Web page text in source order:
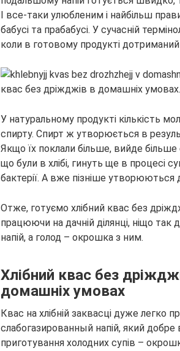
І все-таки улюбленим і найбільш
бабусі та прабабусі. У сучасній
коли в готовому продукті дотриманий
У натуральному продукті кількість
спирту. Спирт ж утворюється в
Якщо їх поклали більше, вийде більше
що були в хлібі, гинуть ще в процесі
бактерії. А вже пізніше утворюються
Отже, готуємо хлібний квас без
працюючи на дачній ділянці, ніщо так
напій, а голод – окрошка з ним.
Хлібний квас без
домашніх умовах
Квас на хлібній заквасці дуже
слабогазированный напій, який добре
приготування холодних супів –